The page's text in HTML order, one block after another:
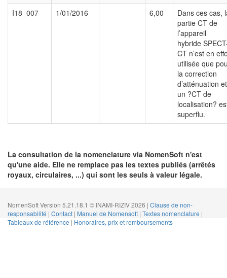
I18_007
1/01/2016 6,00
Dans ces cas,
partie CT de
l’appareil
hybride
CT n’est en
utilisée que
la correction
d’atténuation et
un ?CT de
localisation?
superflu.
La consultation de la nomenclature via NomenSoft n'est
qu'une aide. Elle ne remplace pas les textes publiés (arrêtés
royaux, circulaires, ...) qui sont les seuls à valeur légale.
NomenSoft Version 5.21.18.1 © INAMI-RIZIV 2026 | Clause de non-
responsabilité | Contact | Manuel de Nomensoft | Textes nomenclature |
Tableaux de référence | Honoraires, prix et remboursements